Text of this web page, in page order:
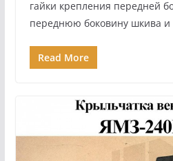
гайки крепления передней
переднюю боковину шкива и
Read More